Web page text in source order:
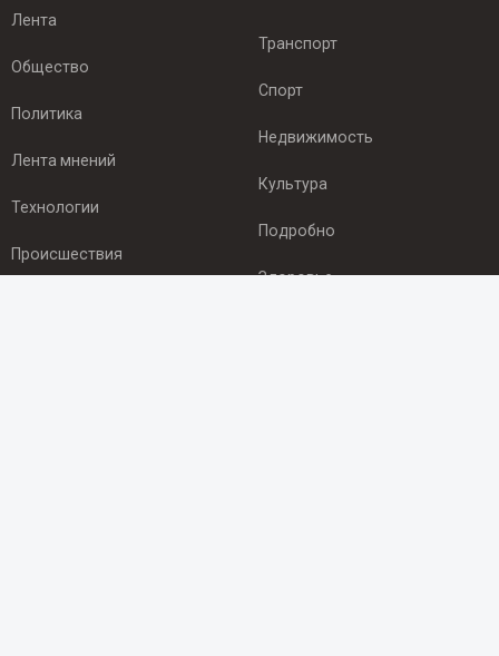
Лента
Общество
Политика
Лента мнений
Технологии
Происшествия
Транспорт
Спорт
Недвижимость
Культура
Подробно
Здоровье